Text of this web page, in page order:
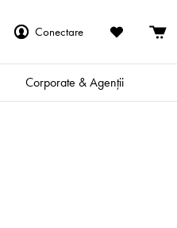
Conectare
Corporate & Agenții